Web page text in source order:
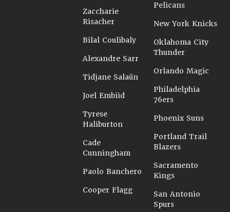
Zaccharie
Risacher
Bilal Coulibaly
Alexandre Sarr
Tidjane Salaün
Joel Embiid
Tyrese
Haliburton
Cade
Cunningham
Paolo Banchero
Cooper Flagg
Pelicans
New York Knicks
Oklahoma City
Thunder
Orlando Magic
Philadelphia
76ers
Phoenix Suns
Portland Trail
Blazers
Sacramento
Kings
San Antonio
Spurs